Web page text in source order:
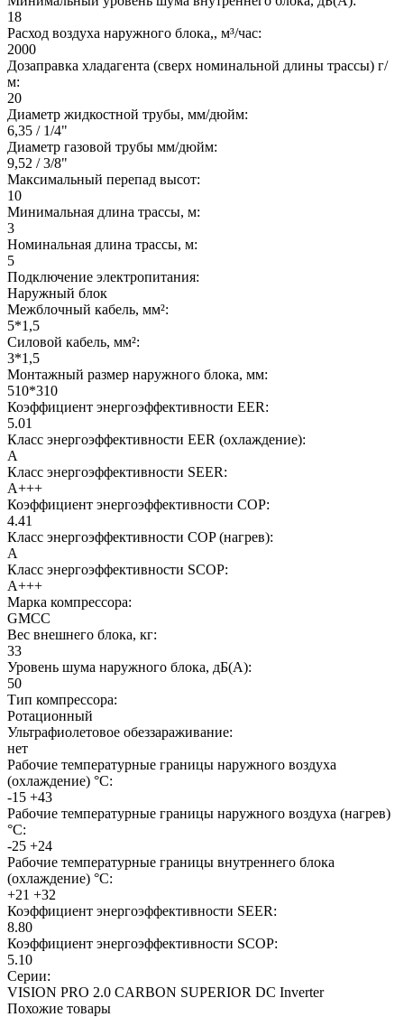
18
Расход воздуха наружного блока,, м³/час:
2000
Дозаправка хладагента (сверх номинальной длины трассы) г/
м:
20
Диаметр жидкостной трубы, мм/дюйм:
6,35 / 1/4"
Диаметр газовой трубы мм/дюйм:
9,52 / 3/8"
Максимальный перепад высот:
10
Минимальная длина трассы, м:
3
Номинальная длина трассы, м:
5
Подключение электропитания:
Наружный блок
Межблочный кабель, мм²:
5*1,5
Силовой кабель, мм²:
3*1,5
Монтажный размер наружного блока, мм:
510*310
Коэффициент энергоэффективности EER:
5.01
Класс энергоэффективности EER (охлаждение):
A
Класс энергоэффективности SEER:
A+++
Коэффициент энергоэффективности COP:
4.41
Класс энергоэффективности COP (нагрев):
A
Класс энергоэффективности SCOP:
A+++
Марка компрессора:
GMCC
Вес внешнего блока, кг:
33
Уровень шума наружного блока, дБ(А):
50
Тип компрессора:
Ротационный
Ультрафиолетовое обеззараживание:
нет
Рабочие температурные границы наружного воздуха
(охлаждение) °C:
-15 +43
Рабочие температурные границы наружного воздуха (нагрев)
°C:
-25 +24
Рабочие температурные границы внутреннего блока
(охлаждение) °C:
+21 +32
Коэффициент энергоэффективности SEER:
8.80
Коэффициент энергоэффективности SCOP:
5.10
Серии:
VISION PRO 2.0 CARBON SUPERIOR DC Inverter
Похожие товары